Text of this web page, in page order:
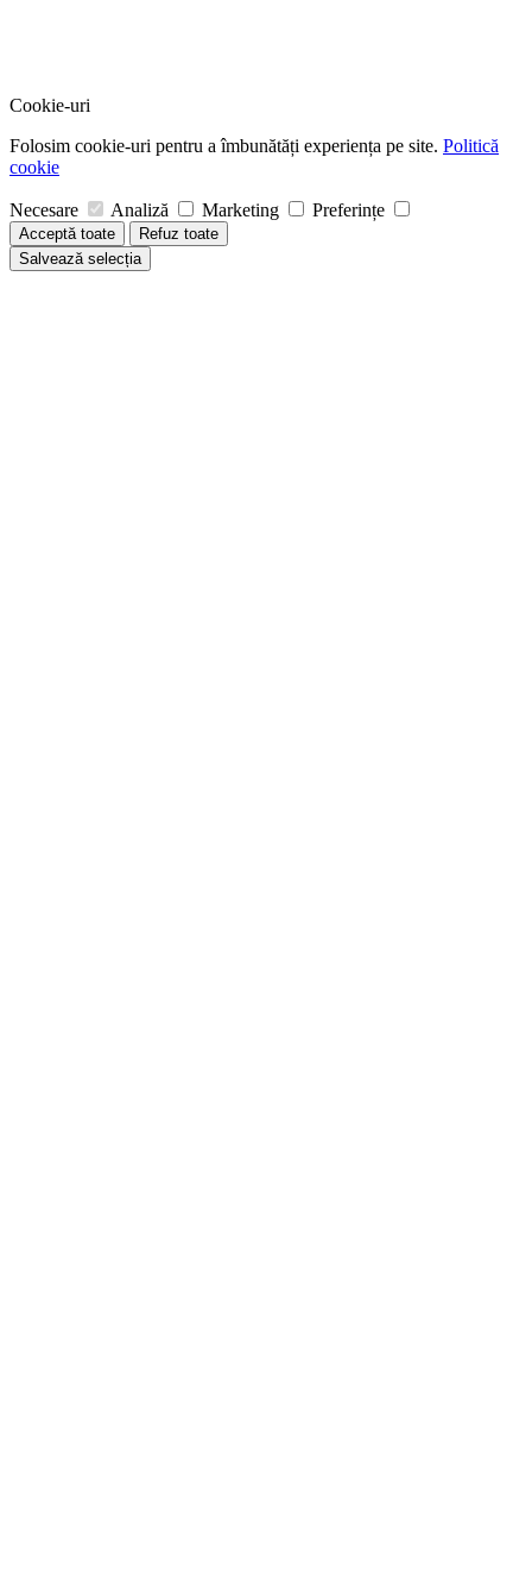
Cookie-uri
Folosim cookie-uri pentru a îmbunătăți experiența pe site. Politică
cookie
Necesare Analiză Marketing Preferințe
Acceptă toate
Refuz toate
Salvează selecția